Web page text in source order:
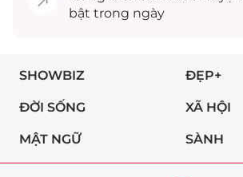
bật trong ngày
SHOWBIZ ĐẸP+
ĐỜI SỐNG XÃ HỘI
MẬT NGỮ SÀNH